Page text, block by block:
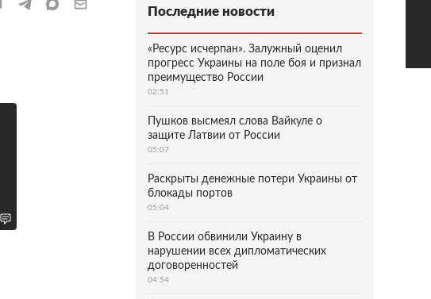
Последние новости
«Ресурс исчерпан». Залужный оценил
прогресс Украины на поле боя и признал
преимущество России
02:51
Пушков высмеял слова Вайкуле о
защите Латвии от России
05:07
Раскрыты денежные потери Украины от
блокады портов
05:04
В России обвинили Украину в
нарушении всех дипломатических
договоренностей
04:54